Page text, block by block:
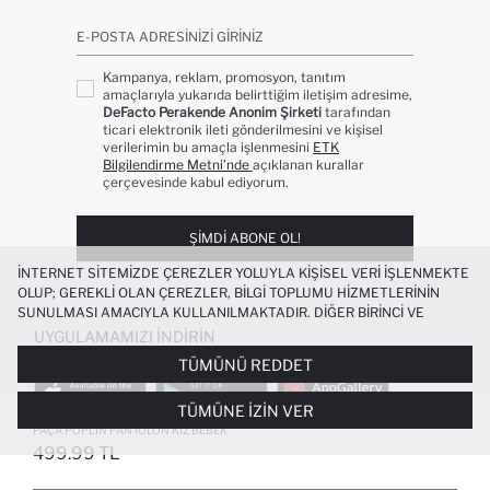
%100 PAMUK WIDE LEG PUANTIYELI DÜZ
PAÇA POPLIN PANTOLON KIZ BEBEK
499.99 TL
E-POSTA ADRESINIZI GIRINIZ
Kampanya, reklam, promosyon, tanıtım
amaçlarıyla yukarıda belirttiğim iletişim adresime,
DeFacto Perakende Anonim Şirketi tarafından
ticari elektronik ileti gönderilmesini ve kişisel
verilerimin bu amaçla işlenmesini ETK
Bilgilendirme Metni’nde açıklanan kurallar
çerçevesinde kabul ediyorum.
ŞIMDI ABONE OL!
UYGULAMAMIZI İNDIRIN
POPÜLER KATEGORILER
İNTERNET SITEMIZDE ÇEREZLER YOLUYLA KIŞISEL VERI IŞLENMEKTE
OLUP; GEREKLI OLAN ÇEREZLER, BILGI TOPLUMU HIZMETLERININ
SUNULMASI AMACIYLA KULLANILMAKTADIR. DIĞER BIRINCI VE
ÜÇÜNCÜ TARAF ÇEREZLER ISE SIZE DAHA IYI BIR ALIŞVERIŞ
DENEYIMI SUNULABILMESI, SITEMIZIN DAHA IŞLEVSEL KILINMASI VE
KIŞISELLEŞTIRMESI VE AÇIK RIZA VERMENIZ HALINDE, SIZLERE
YÖNELIK PAZARLAMA FAALIYETLERININ YAPILMASI AMAÇLARIYLA
SINIRLI OLARAK KULLANILACAKTIR. ÇEREZLERE DAIR TERCIHLERINIZI
ÇEREZ TERCIHLERIPANELI ARACILIĞIYLA HER ZAMAN YÖNETEBILIR,
ÇEREZLERLE ILGILI DAHA DETAYLI BILGIYE
TÜMÜNÜ REDDET
TÜMÜNE İZIN VER